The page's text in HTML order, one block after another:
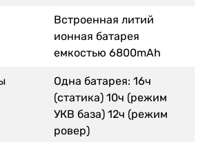
Встроенная литий
ионная батарея
емкостью 6800mAh
Одна батарея: 16ч
(статика) 10ч (режим
УКВ база) 12ч (режим
ровер)